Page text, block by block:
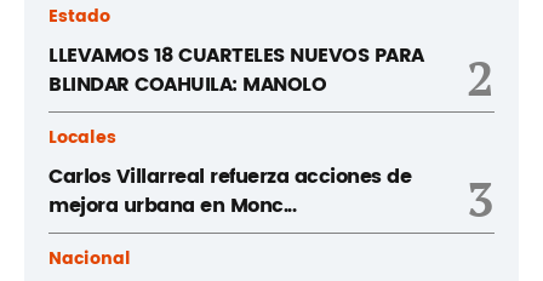
Estado
LLEVAMOS 18 CUARTELES NUEVOS PARA
BLINDAR COAHUILA: MANOLO
2
Locales
Carlos Villarreal refuerza acciones de
mejora urbana en Monc...
3
Nacional